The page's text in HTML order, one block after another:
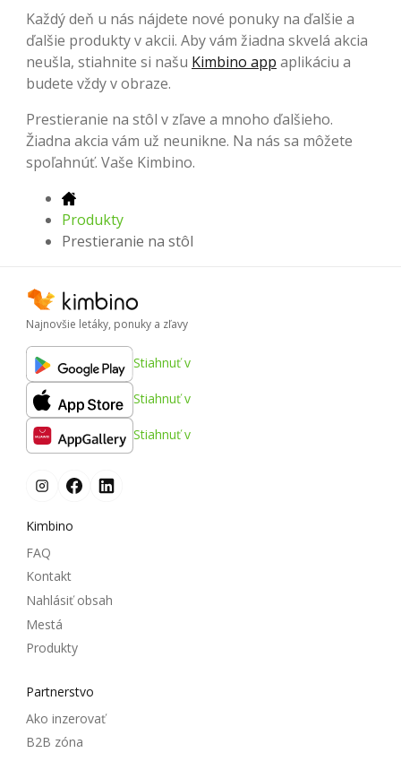
Každý deň u nás nájdete nové ponuky na ďalšie a
ďalšie produkty v akcii. Aby vám žiadna skvelá akcia
neušla, stiahnite si našu Kimbino app aplikáciu a
budete vždy v obraze.
Prestieranie na stôl v zľave a mnoho ďalšieho.
Žiadna akcia vám už neunikne. Na nás sa môžete
spoľahnúť. Vaše Kimbino.
Produkty
Prestieranie na stôl
Najnovšie letáky, ponuky a zľavy
Stiahnuť v
Stiahnuť v
Stiahnuť v
Kimbino
FAQ
Kontakt
Nahlásiť obsah
Mestá
Produkty
Partnerstvo
Ako inzerovať
B2B zóna